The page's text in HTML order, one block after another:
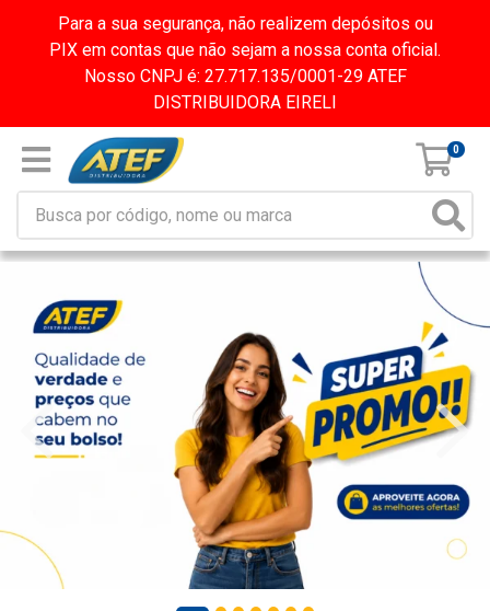
Para a sua segurança, não realizem depósitos ou
PIX em contas que não sejam a nossa conta oficial.
Nosso CNPJ é: 27.717.135/0001-29 ATEF
DISTRIBUIDORA EIRELI
0